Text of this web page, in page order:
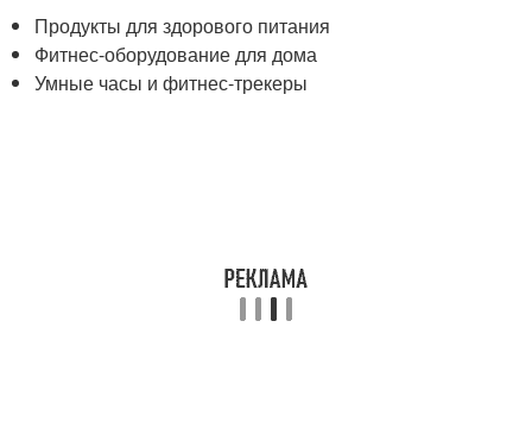
Продукты для здорового питания
Фитнес-оборудование для дома
Умные часы и фитнес-трекеры